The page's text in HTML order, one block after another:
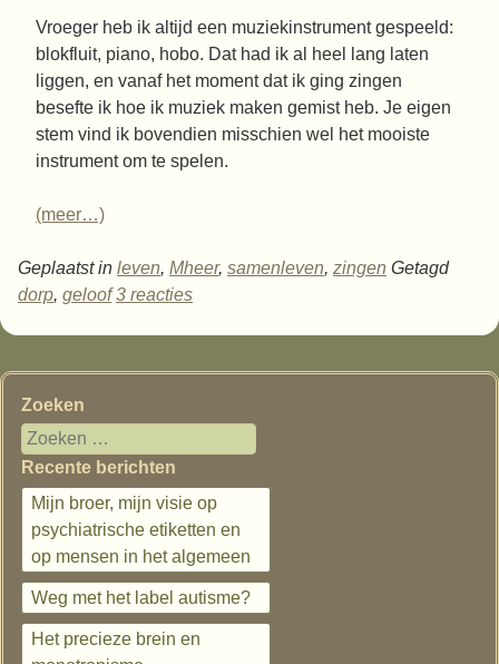
Vroeger heb ik altijd een muziekinstrument gespeeld:
blokfluit, piano, hobo. Dat had ik al heel lang laten
liggen, en vanaf het moment dat ik ging zingen
besefte ik hoe ik muziek maken gemist heb. Je eigen
stem vind ik bovendien misschien wel het mooiste
instrument om te spelen.
(meer…)
Geplaatst in leven, Mheer, samenleven, zingen Getagd
dorp, geloof 3 reacties
Zoeken
Recente berichten
Mijn broer, mijn visie op
psychiatrische etiketten en
op mensen in het algemeen
Weg met het label autisme?
Het precieze brein en